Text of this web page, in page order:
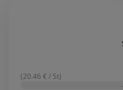
(20.46 € / St)